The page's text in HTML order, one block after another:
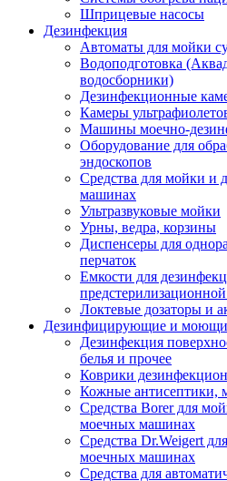
Шприцевые насосы
Дезинфекция
Автоматы для мойки
Водоподготовка
водосборники)
Дезинфекционные
Камеры
Машины моечно-
Оборудование для
эндоскопов
Средства для мойки и
машинах
Ультразвуковые мойки
Урны, ведра, корзины
Диспенсеры для
перчаток
Емкости для
Локтевые дозаторы и
Дезинфицирующие и
Дезинфекция
белья и прочее
Коврики
Кожные антисептики,
Средства Borer для
моечных машинах
Средства Dr.Weigert
моечных машинах
Средства для